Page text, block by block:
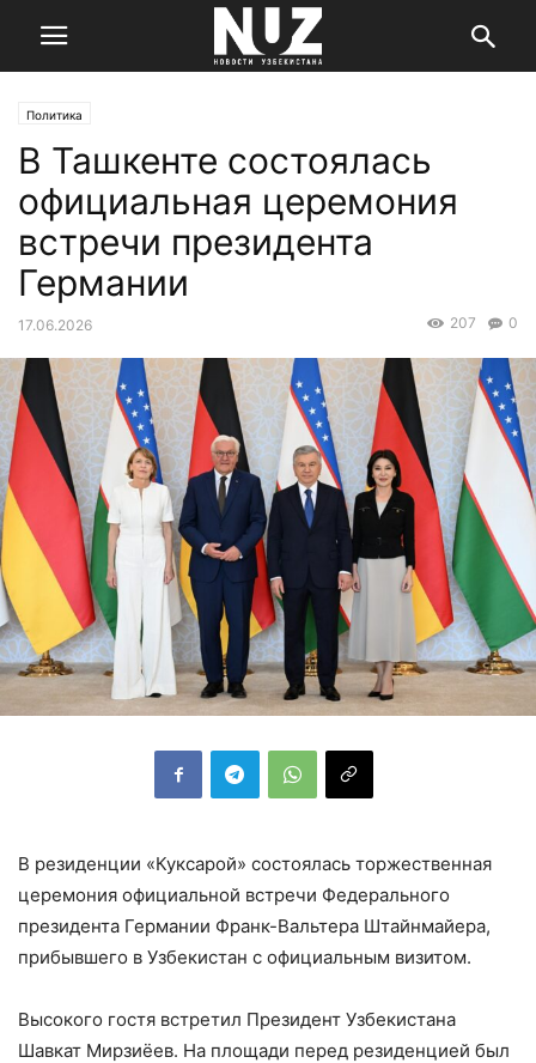
Политика
В Ташкенте состоялась
официальная церемония
встречи президента
Германии
17.06.2026 0
207
В резиденции «Куксарой» состоялась торжественная
церемония официальной встречи Федерального
президента Германии Франк-Вальтера Штайнмайера,
прибывшего в Узбекистан с официальным визитом.
Высокого гостя встретил Президент Узбекистана
Шавкат Мирзиёев. На площади перед резиденцией был